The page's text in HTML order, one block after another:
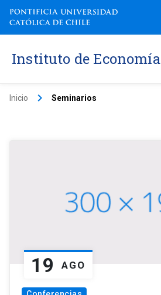
Instituto de Economía
Inicio keyboard_arrow_right Seminarios
19 AGO